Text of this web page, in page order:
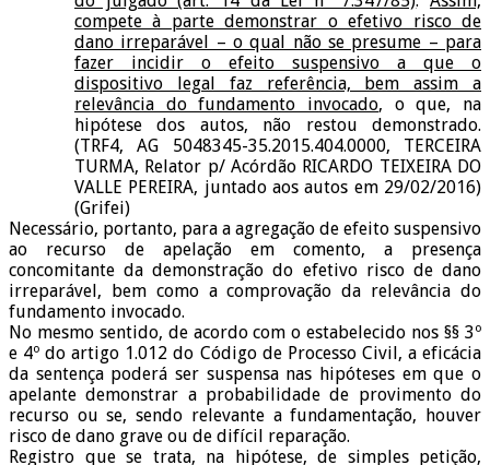
compete à parte demonstrar o efetivo risco de
dano irreparável – o qual não se presume – para
fazer incidir o efeito suspensivo a que o
dispositivo legal faz referência, bem assim a
relevância do fundamento invocado, o que, na
hipótese dos autos, não restou demonstrado.
(TRF4, AG 5048345-35.2015.404.0000, TERCEIRA
TURMA, Relator p/ Acórdão RICARDO TEIXEIRA DO
VALLE PEREIRA, juntado aos autos em 29/02/2016)
(Grifei)
Necessário, portanto, para a agregação de efeito suspensivo
ao recurso de apelação em comento, a presença
concomitante da demonstração do efetivo risco de dano
irreparável, bem como a comprovação da relevância do
fundamento invocado.
No mesmo sentido, de acordo com o estabelecido nos §§ 3º
e 4º do artigo 1.012 do Código de Processo Civil, a eficácia
da sentença poderá ser suspensa nas hipóteses em que o
apelante demonstrar a probabilidade de provimento do
recurso ou se, sendo relevante a fundamentação, houver
risco de dano grave ou de difícil reparação.
Registro que se trata, na hipótese, de simples petição,